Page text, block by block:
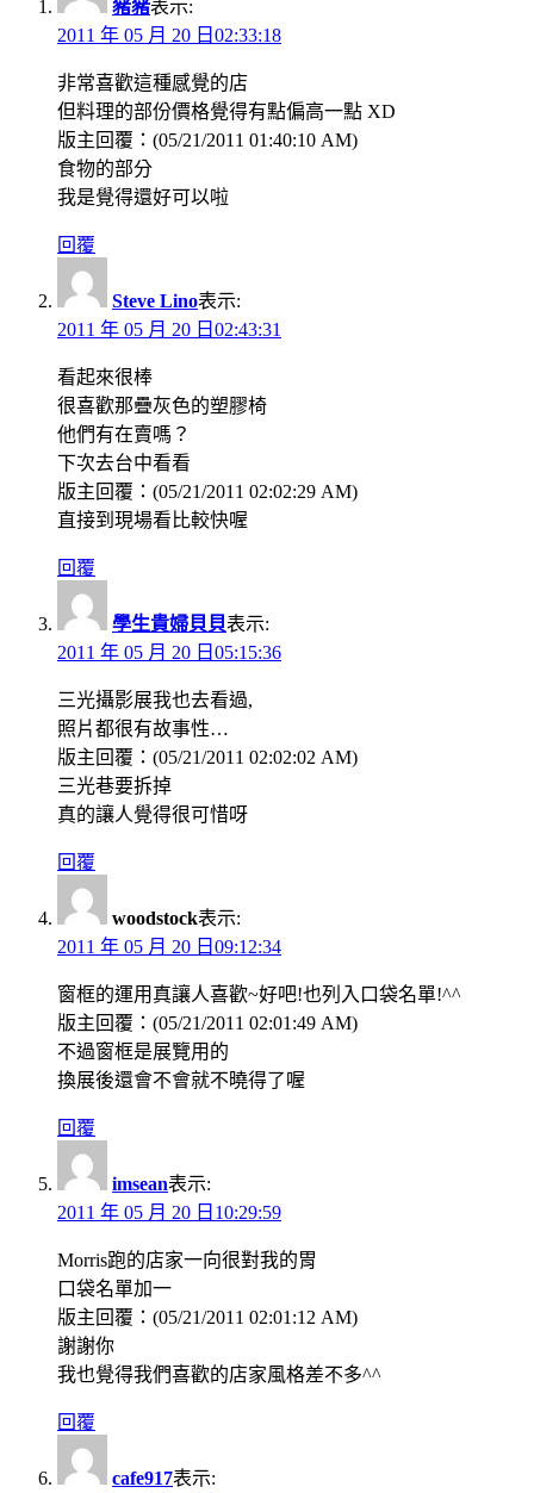
豬豬表示:
2011 年 05 月 20 日02:33:18
非常喜歡這種感覺的店
但料理的部份價格覺得有點偏高一點 XD
版主回覆：(05/21/2011 01:40:10 AM)
食物的部分
我是覺得還好可以啦
回覆
Steve Lino表示:
2011 年 05 月 20 日02:43:31
看起來很棒
很喜歡那疊灰色的塑膠椅
他們有在賣嗎？
下次去台中看看
版主回覆：(05/21/2011 02:02:29 AM)
直接到現場看比較快喔
回覆
學生貴婦貝貝表示:
2011 年 05 月 20 日05:15:36
三光攝影展我也去看過,
照片都很有故事性…
版主回覆：(05/21/2011 02:02:02 AM)
三光巷要拆掉
真的讓人覺得很可惜呀
回覆
woodstock表示:
2011 年 05 月 20 日09:12:34
窗框的運用真讓人喜歡~好吧!也列入口袋名單!^^
版主回覆：(05/21/2011 02:01:49 AM)
不過窗框是展覽用的
換展後還會不會就不曉得了喔
回覆
imsean表示:
2011 年 05 月 20 日10:29:59
Morris跑的店家一向很對我的胃
口袋名單加一
版主回覆：(05/21/2011 02:01:12 AM)
謝謝你
我也覺得我們喜歡的店家風格差不多^^
回覆
cafe917表示: